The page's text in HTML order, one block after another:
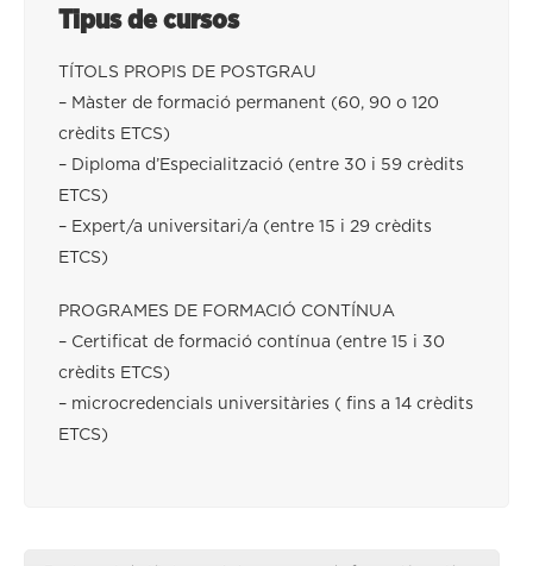
Tipus de cursos
TÍTOLS PROPIS DE POSTGRAU
– Màster de formació permanent (60, 90 o 120
crèdits ETCS)
– Diploma d’Especialització (entre 30 i 59 crèdits
ETCS)
– Expert/a universitari/a (entre 15 i 29 crèdits
ETCS)
PROGRAMES DE FORMACIÓ CONTÍNUA
– Certificat de formació contínua (entre 15 i 30
crèdits ETCS)
– microcredencials universitàries ( fins a 14 crèdits
ETCS)